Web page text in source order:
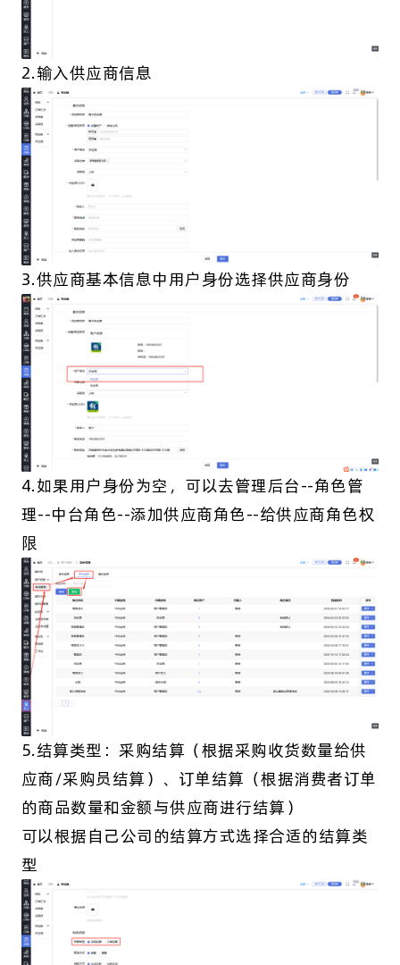
2.输入供应商信息
3.供应商基本信息中用户身份选择供应商身份
4.如果用户身份为空，可以去管理后台--角色管
理--中台角色--添加供应商角色--给供应商角色权
限
5.结算类型：采购结算（根据采购收货数量给供
应商/采购员结算）、订单结算（根据消费者订单
的商品数量和金额与供应商进行结算）
可以根据自己公司的结算方式选择合适的结算类
型